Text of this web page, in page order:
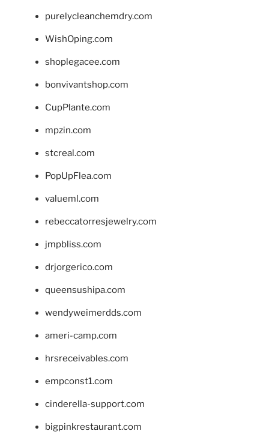
purelycleanchemdry.com
WishOping.com
shoplegacee.com
bonvivantshop.com
CupPlante.com
mpzin.com
stcreal.com
PopUpFlea.com
valueml.com
rebeccatorresjewelry.com
jmpbliss.com
drjorgerico.com
queensushipa.com
wendyweimerdds.com
ameri-camp.com
hrsreceivables.com
empconst1.com
cinderella-support.com
bigpinkrestaurant.com